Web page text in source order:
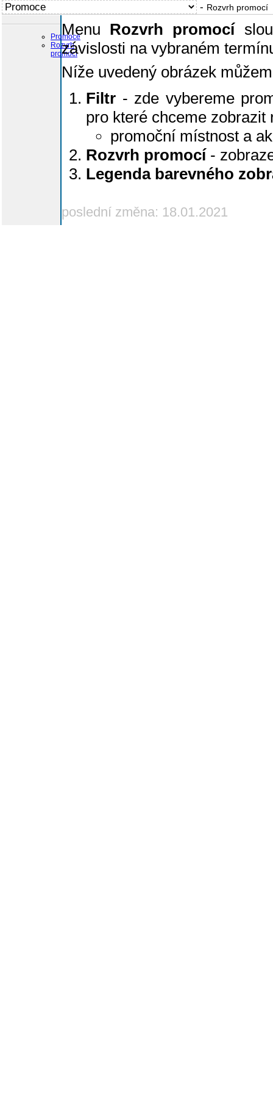
- Rozvrh promocí
Promoce
Rozvrh
promocí
Menu Rozvrh promocí
závislosti na vybraném
Níže uvedený obrázek
Filtr - zde vybereme
pro které chceme zobrazit
promoční místnost a
Rozvrh promocí-
Legenda barevného
poslední změna: 18.01.2021